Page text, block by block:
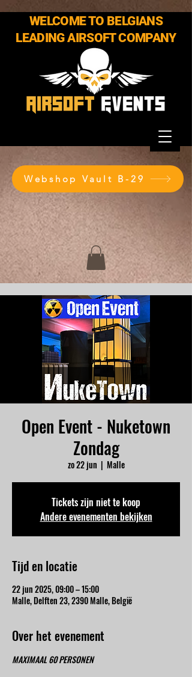
WELCOME TO BELGIANS
LEADING AIRSOFT COMPANY
Webshop Vault B-29
Open Event - Nuketown
Zondag
zo 22 jun
  |
Malle
Tickets zijn niet te koop
Andere evenementen bekijken
Tijd en locatie
22 jun 2025, 09:00 – 15:00
Malle, Delften 23, 2390 Malle, België
Over het evenement
MAXIMAAL 60 PERSONEN